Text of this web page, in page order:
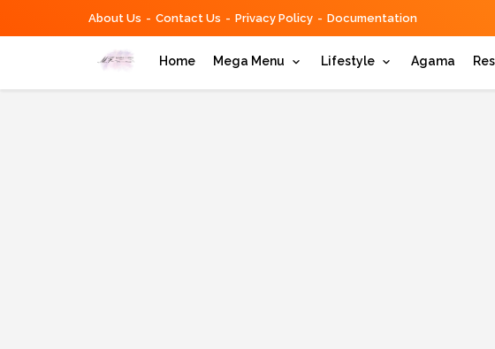
About Us Contact Us Privacy Policy Documentation
Home Mega Menu Lifestyle Agama